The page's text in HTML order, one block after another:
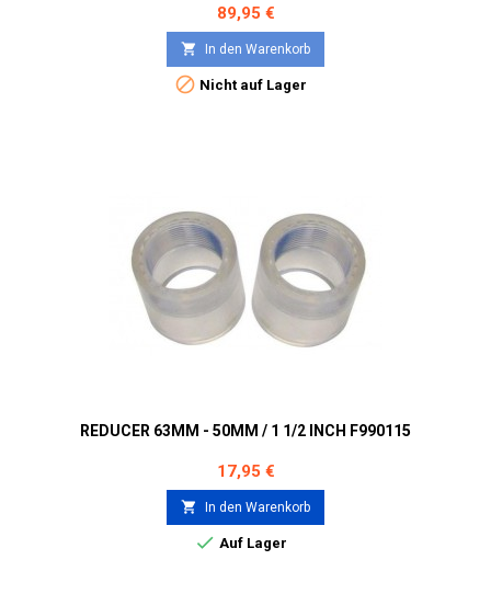
Preis
89,95 €
 In den Warenkorb
 Nicht auf Lager
REDUCER 63MM - 50MM / 1 1/2 INCH F990115
Preis
17,95 €
 In den Warenkorb
 Auf Lager